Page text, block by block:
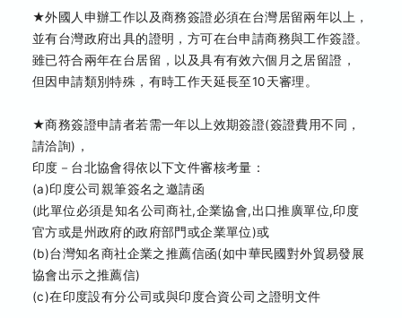
★外國人申辦工作以及商務簽證必須在台灣居留兩年以上，
並有台灣政府出具的證明，方可在台申請商務與工作簽證。
雖已符合兩年在台居留，以及具有有效六個月之居留證，
但因申請類別特殊，有時工作天延長至10天審理。
★商務簽證申請者若需一年以上效期簽證(簽證費用不同，
請洽詢)，
印度－台北協會得依以下文件審核考量：
(a)印度公司親筆簽名之邀請函
(此單位必須是知名公司商社,企業協會,出口推廣單位,印度
官方或是州政府的政府部門或企業單位)或
(b)台灣知名商社企業之推薦信函(如中華民國對外貿易發展
協會出示之推薦信)
(c)在印度設有分公司或與印度合資公司之證明文件